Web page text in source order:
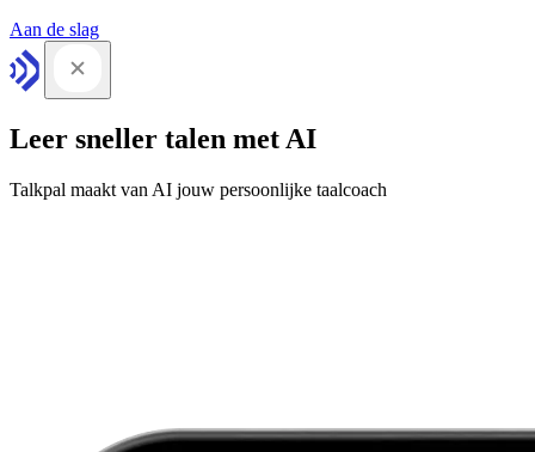
Aan de slag
Leer sneller talen met AI
Talkpal maakt van AI jouw persoonlijke taalcoach